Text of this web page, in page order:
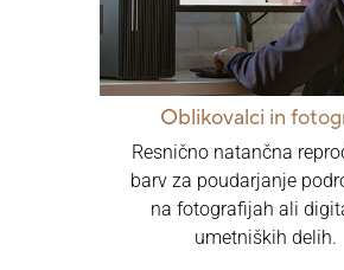
Oblikovalci in
Resnično natančna
barv za poudarjanje
na fotografijah ali
umetniških delih.